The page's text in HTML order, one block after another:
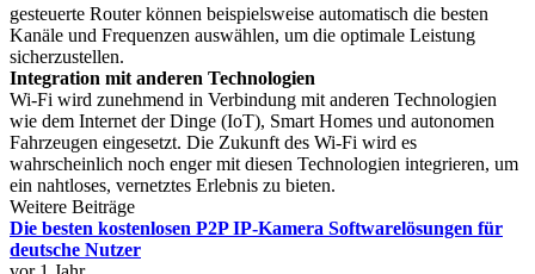
gesteuerte Router können beispielsweise automatisch die besten
Kanäle und Frequenzen auswählen, um die optimale Leistung
sicherzustellen.
Integration mit anderen Technologien
Wi-Fi wird zunehmend in Verbindung mit anderen Technologien
wie dem Internet der Dinge (IoT), Smart Homes und autonomen
Fahrzeugen eingesetzt. Die Zukunft des Wi-Fi wird es
wahrscheinlich noch enger mit diesen Technologien integrieren, um
ein nahtloses, vernetztes Erlebnis zu bieten.
Weitere Beiträge
Die besten kostenlosen P2P IP-Kamera Softwarelösungen für
deutsche Nutzer